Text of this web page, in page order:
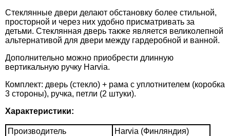
Стеклянные двери делают обстановку более стильной,
просторной и через них удобно присматривать за
детьми. Стеклянная дверь также является великолепной
альтернативой для двери между гардеробной и ванной.
Дополнительно можно приобрести длинную
вертикальную ручку Harvia.
Комплект: дверь (стекло) + рама с уплотнителем (коробка
3 стороны), ручка, петли (2 штуки).
Характеристики:
Производитель
Harvia (Финляндия)